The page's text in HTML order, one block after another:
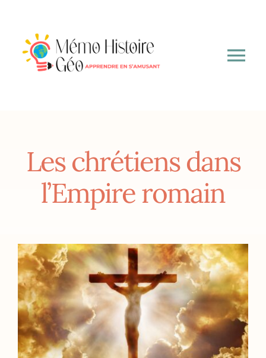
3ème
Les chrétiens dans
l’Empire romain